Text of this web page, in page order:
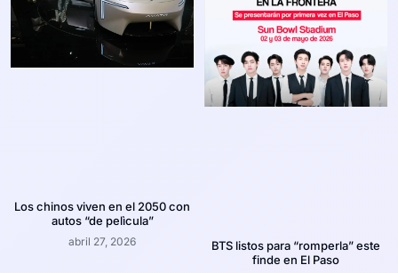
Los chinos viven en el 2050 con
autos “de pelìcula”
abril 27, 2026
BTS listos para “romperla” este
finde en El Paso